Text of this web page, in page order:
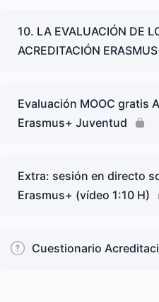
10. LA EVALUACIÓN DE
ACREDITACIÓN
Evaluación MOOC gratis
Erasmus+ Juventud
Extra: sesión en directo
Erasmus+ (vídeo 1:10 H)
Cuestionario